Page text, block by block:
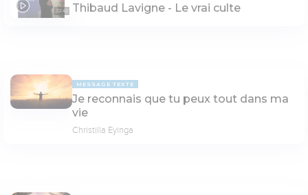
32:42 Thibaud Lavigne - Le vrai culte
MESSAGE TEXTE
Je reconnais que tu peux tout dans ma
vie
Christilla Eyinga